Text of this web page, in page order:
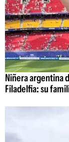
Niñera argentina
Filadelfia: su